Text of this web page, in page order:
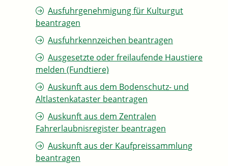
Ausfuhrgenehmigung für Kulturgut
beantragen
Ausfuhrkennzeichen beantragen
Ausgesetzte oder freilaufende Haustiere
melden (Fundtiere)
Auskunft aus dem Bodenschutz- und
Altlastenkataster beantragen
Auskunft aus dem Zentralen
Fahrerlaubnisregister beantragen
Auskunft aus der Kaufpreissammlung
beantragen